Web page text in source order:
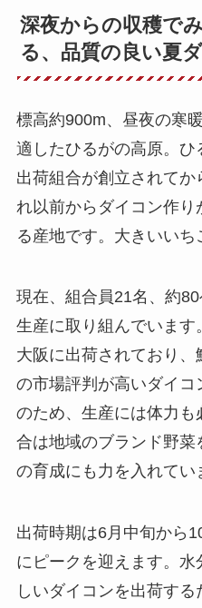
深夜からの収穫で
る、品質の良い夏
標高約900m、昼夜の寒
適したひるがの高原。
出荷組合が創立されて
れ以前からダイコン作
る産地です。大きいいち
現在、組合員21名、約
生産に取り組んでいます
大阪に出荷されており
の市場評判が高いダイ
のため、生産には体力も
合は地域のブランド野
の育成にも力を入れてい
出荷時期は6月中旬から
にピークを迎えます。
しいダイコンを出荷す